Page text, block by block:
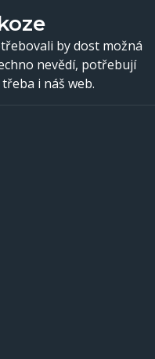
by dost možná
nevědí, potřebují
i náš web.